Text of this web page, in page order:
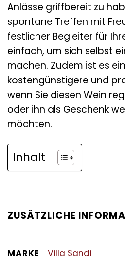
Anlässe griffbereit zu
spontane Treffen mit
festlicher Begleiter für
einfach, um sich selbst
machen. Zudem ist es
kostengünstigere und
wenn Sie diesen Wein
oder ihn als Geschenk
möchten.
Inhalt
ZUSÄTZLICHE
MARKE Villa Sandi